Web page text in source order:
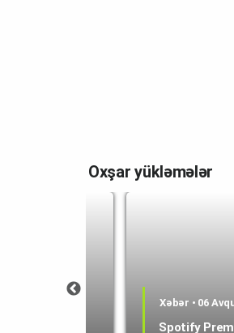
Oxşar yükləmələr
Xəbər • 06
Spotify